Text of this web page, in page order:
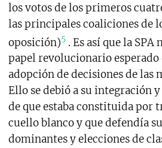
los votos de los primeros
las principales coaliciones de
oposición)5. Es así que la SPA
papel revolucionario
adopción de decisiones de las
Ello se debió a su integración
de que estaba constituida por
cuello blanco y que defendía
dominantes y elecciones de